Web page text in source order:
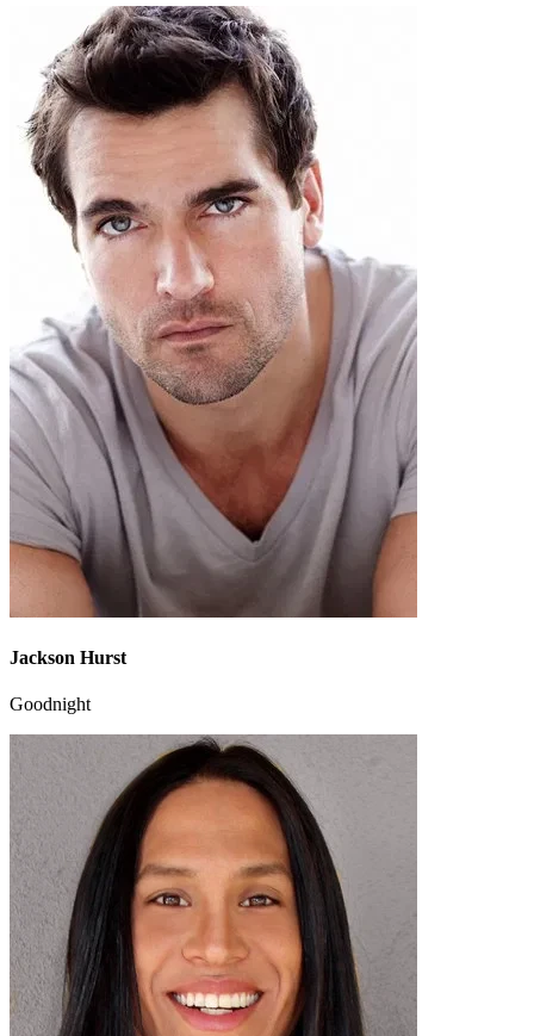
Jackson Hurst
Goodnight